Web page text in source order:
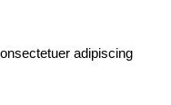
adipiscing